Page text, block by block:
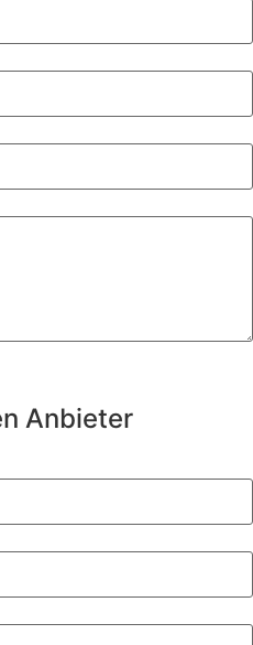
Anbieter